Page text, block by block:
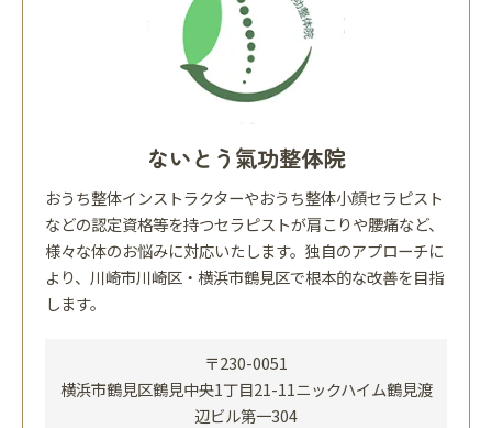
ないとう氣功整体院
おうち整体インストラクターやおうち整体小顔セラピスト
などの認定資格等を持つセラピストが肩こりや腰痛など、
様々な体のお悩みに対応いたします。独自のアプローチに
より、川崎市川崎区・横浜市鶴見区で根本的な改善を目指
します。
〒230-0051
横浜市鶴見区鶴見中央1丁目21-11ニックハイム鶴見渡
辺ビル第一304